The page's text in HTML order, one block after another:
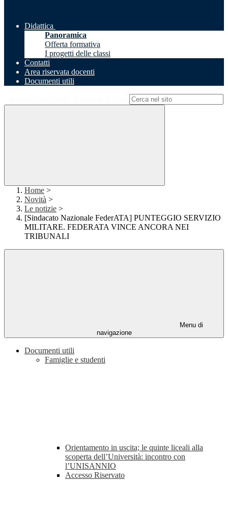
Didattica
Panoramica
Offerta formativa
I progetti delle classi
Contatti
Area riservata docenti
Documenti utili
Home >
Novità >
Le notizie >
[Sindacato Nazionale FederATA] PUNTEGGIO SERVIZIO
MILITARE. FEDERATA VINCE ANCORA NEI
TRIBUNALI
Menu di
navigazione
Documenti utili
Famiglie e studenti
Orientamento in uscita; le quinte liceali alla
scoperta dell’Università: incontro con
l’UNISANNIO
Accesso Riservato